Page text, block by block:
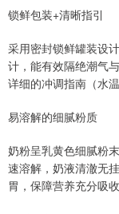
锁鲜包装+清晰指引
采用密封锁鲜罐装设
计，能有效隔绝潮气
详细的冲调指南（水
易溶解的细腻粉质
奶粉呈乳黄色细腻粉
速溶解，奶液清澈无
胃，保障营养充分吸收